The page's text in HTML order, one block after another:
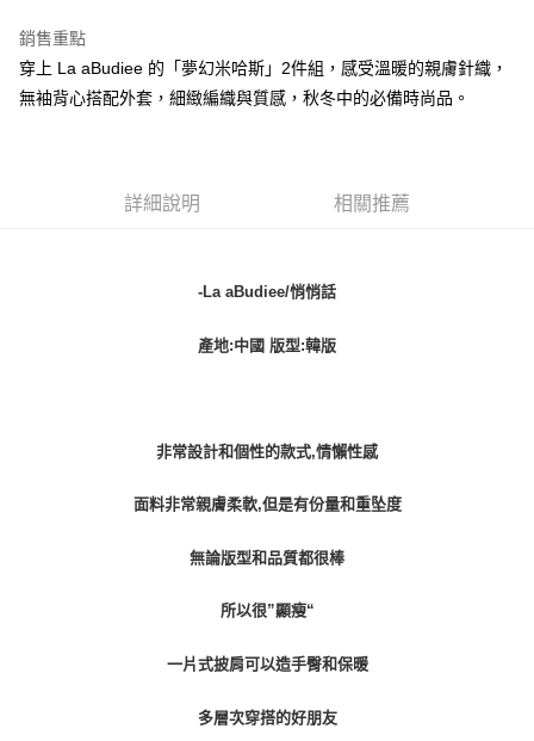
運送方式
付款後全家純取貨
每筆NT$100，滿NT$1,500(含以上)免運費
每筆NT$100，滿NT$1,000(含以上)免運費
銷售重點
穿上 La aBudiee 的「夢幻米哈斯」2件組，感受溫暖的親膚針織，
無袖背心搭配外套，細緻編織與質感，秋冬中的必備時尚品。
詳細說明 相關推薦
-La aBudiee/悄悄話
產地:中國 版型:韓版
非常設計和個性的款式,情懶性感
面料非常親膚柔軟,但是有份量和重坠度
無論版型和品質都很棒
所以很”顯瘦“
一片式披肩可以造手臀和保暖
多層次穿搭的好朋友